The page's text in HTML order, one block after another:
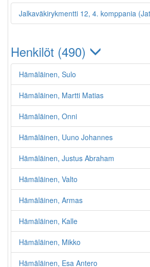
Jalkaväkirykmentti 12, 4. komppania
Henkilöt (490)
Hämäläinen, Sulo
Hämäläinen, Martti Matias
Hämäläinen, Onni
Hämäläinen, Uuno Johannes
Hämäläinen, Justus Abraham
Hämäläinen, Valto
Hämäläinen, Armas
Hämäläinen, Kalle
Hämäläinen, Mikko
Hämäläinen, Esa Antero